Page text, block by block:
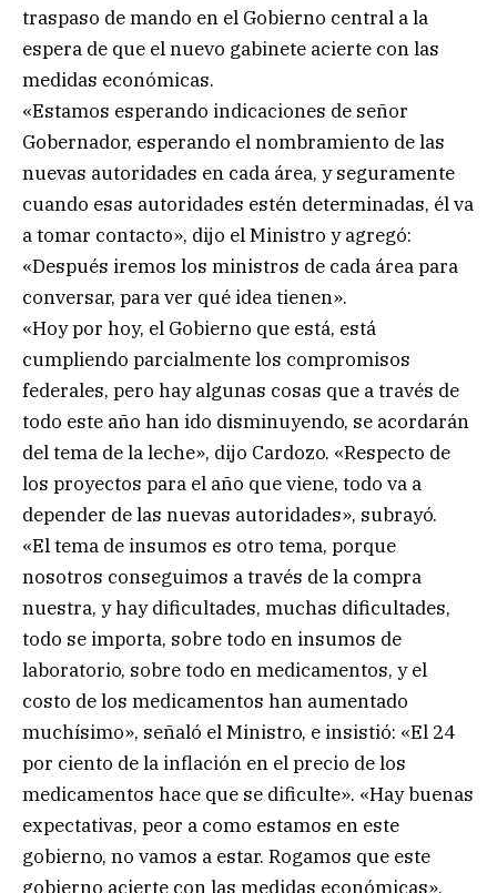
traspaso de mando en el Gobierno central a la
espera de que el nuevo gabinete acierte con las
medidas económicas.
«Estamos esperando indicaciones de señor
Gobernador, esperando el nombramiento de las
nuevas autoridades en cada área, y seguramente
cuando esas autoridades estén determinadas, él va
a tomar contacto», dijo el Ministro y agregó:
«Después iremos los ministros de cada área para
conversar, para ver qué idea tienen».
«Hoy por hoy, el Gobierno que está, está
cumpliendo parcialmente los compromisos
federales, pero hay algunas cosas que a través de
todo este año han ido disminuyendo, se acordarán
del tema de la leche», dijo Cardozo. «Respecto de
los proyectos para el año que viene, todo va a
depender de las nuevas autoridades», subrayó.
«El tema de insumos es otro tema, porque
nosotros conseguimos a través de la compra
nuestra, y hay dificultades, muchas dificultades,
todo se importa, sobre todo en insumos de
laboratorio, sobre todo en medicamentos, y el
costo de los medicamentos han aumentado
muchísimo», señaló el Ministro, e insistió: «El 24
por ciento de la inflación en el precio de los
medicamentos hace que se dificulte». «Hay buenas
expectativas, peor a como estamos en este
gobierno, no vamos a estar. Rogamos que este
gobierno acierte con las medidas económicas»,